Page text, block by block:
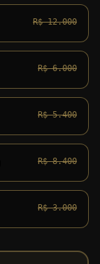
R$ 12.000
R$ 6.000
R$ 5.400
R$ 8.400
R$ 3.000